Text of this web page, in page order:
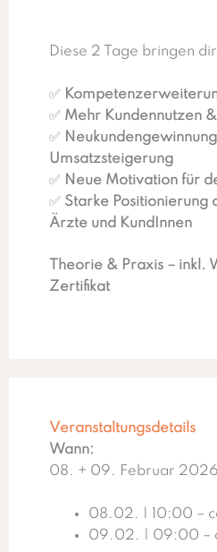
Diese 2 Tage bringen
✅
✅ Mehr Kundennutzen
✅
Umsatzsteigerung
✅ Neue Motivation für
✅ Starke Positionierung
Ärzte und KundInnen
Theorie & Praxis – inkl.
Zertifikat
Veranstaltungsdetails
Wann:
08. + 09. Februar 2026
08.02. | 10:00 –
09.02. | 09:00 –